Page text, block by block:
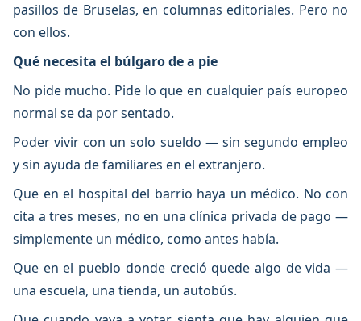
pasillos de Bruselas, en columnas editoriales. Pero no
con ellos.
Qué necesita el búlgaro de a pie
No pide mucho. Pide lo que en cualquier país europeo
normal se da por sentado.
Poder vivir con un solo sueldo — sin segundo empleo
y sin ayuda de familiares en el extranjero.
Que en el hospital del barrio haya un médico. No con
cita a tres meses, no en una clínica privada de pago —
simplemente un médico, como antes había.
Que en el pueblo donde creció quede algo de vida —
una escuela, una tienda, un autobús.